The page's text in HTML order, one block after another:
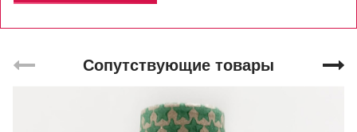
Сопутствующие товары